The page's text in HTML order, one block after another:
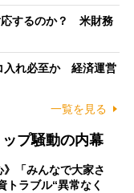
応するのか？ 米財務
入れ必至か 経済運営
一覧を見る
ップ騒動の内幕
》「みんなで大家さ
トラブル“異常なく